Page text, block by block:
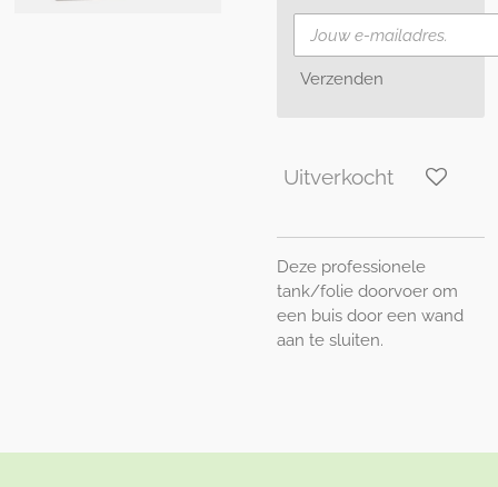
Verzenden
Uitverkocht
Deze professionele
tank/folie doorvoer om
een buis door een wand
aan te sluiten.